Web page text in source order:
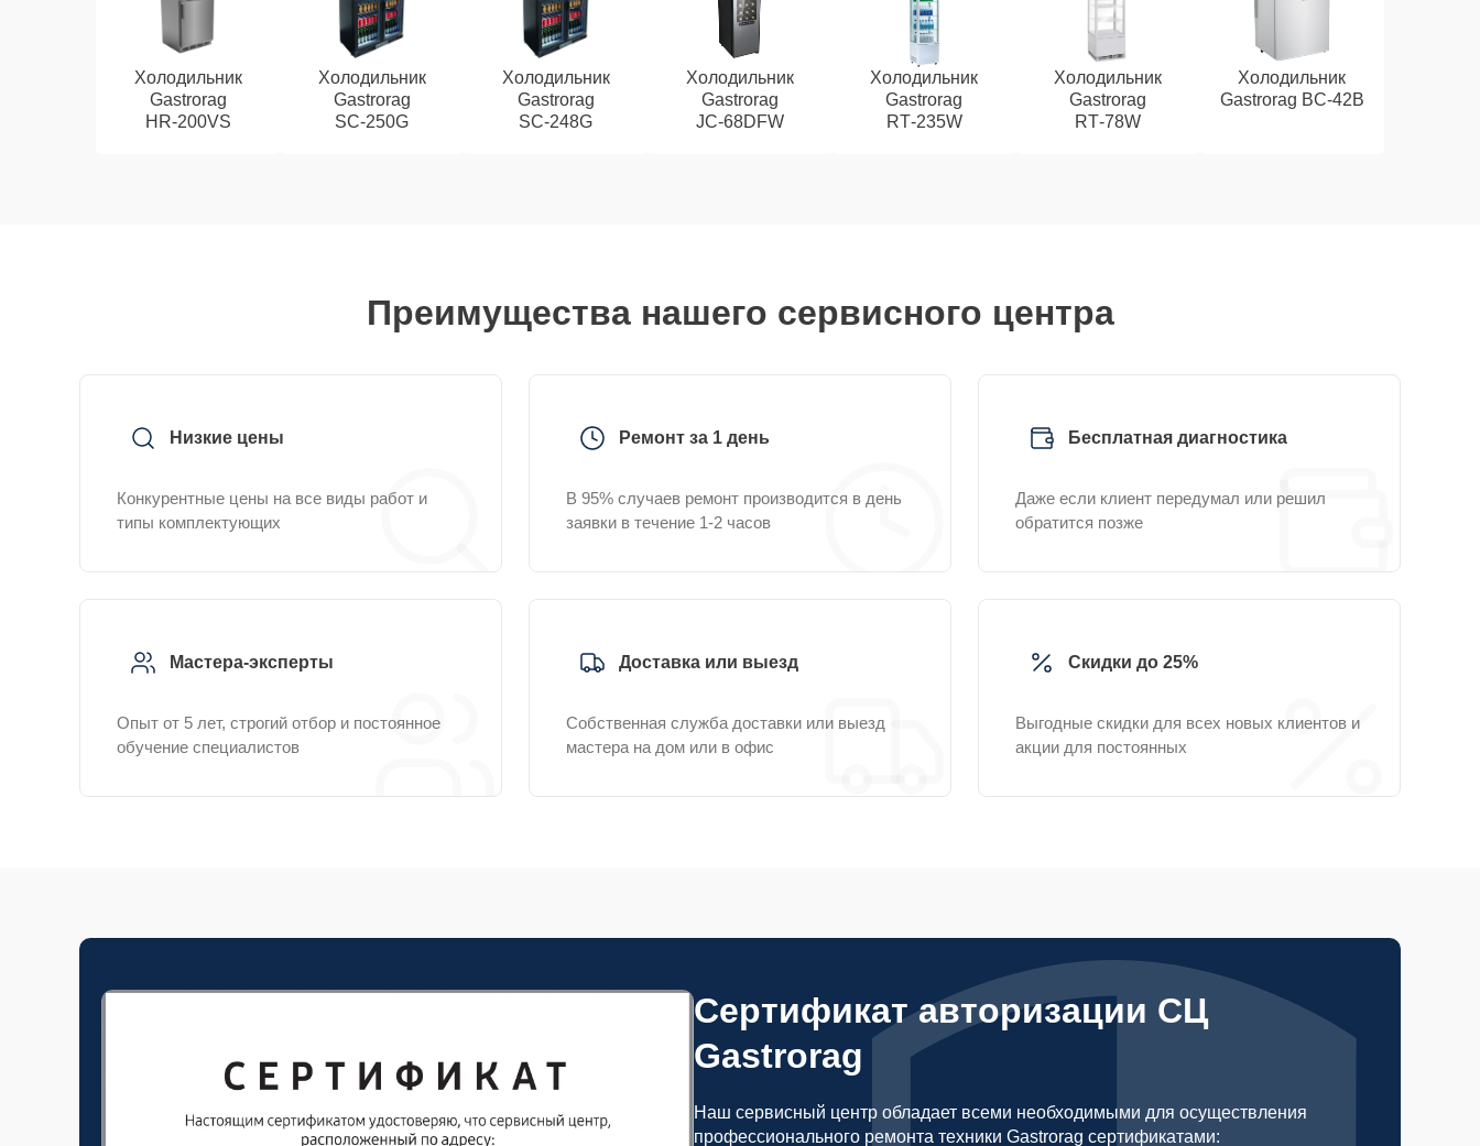
Холодильник
Gastrorag
HR‑200VS
Холодильник
Gastrorag
SC‑250G
Холодильник
Gastrorag
SC‑248G
Холодильник
Gastrorag
JC‑68DFW
Холодильник
Gastrorag
RT‑235W
Холодильник
Gastrorag
RT‑78W
Холодильник
Gastrorag BC‑42B
Преимущества нашего сервисного центра
Низкие цены
Конкурентные цены на все виды работ и
типы комплектующих
Ремонт за 1 день
В 95% случаев ремонт производится в день
заявки в течение 1-2 часов
Бесплатная диагностика
Даже если клиент передумал или решил
обратится позже
Мастера-эксперты
Опыт от 5 лет, строгий отбор и постоянное
обучение специалистов
Доставка или выезд
Собственная служба доставки или выезд
мастера на дом или в офис
Скидки до 25%
Выгодные скидки для всех новых клиентов и
акции для постоянных
Сертификат авторизации СЦ
Gastrorag
Наш сервисный центр обладает всеми необходимыми для осуществления
профессионального ремонта техники Gastrorag сертификатами: